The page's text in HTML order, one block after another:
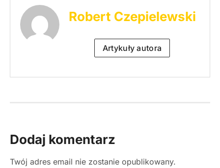
Robert Czepielewski
Artykuły autora
Dodaj komentarz
Twój adres email nie zostanie opublikowany.